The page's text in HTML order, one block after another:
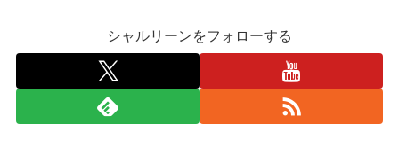
シャルリーンをフォローする